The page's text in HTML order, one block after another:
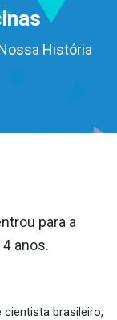
História
para a
anos.
brasileiro,